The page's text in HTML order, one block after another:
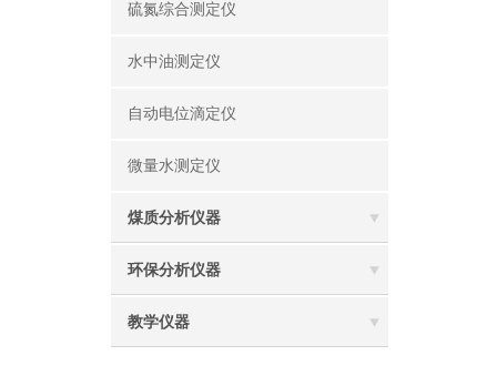
硫氮综合测定仪
水中油测定仪
自动电位滴定仪
微量水测定仪
煤质分析仪器
环保分析仪器
教学仪器